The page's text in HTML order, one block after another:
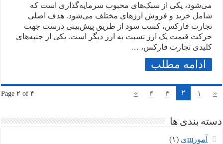
می‌شود، یکی از سبک‌های محبوب سرمایه‌گذاری است که
شامل خرید و فروش ارزهای مختلف می‌شود. هدف اصلی
تجارت فارکس، کسب سود از طریق پیش‌بینی درست جهت
حرکت قیمت یک ارز نسبت به ارز دیگر است. یکی از جنبه‌های
کلیدی تجارت فارکس، …
ادامه مطلب
Page ۲ of ۴ « ۱ ۲ ۳ ۴ »
دسته بندی ها
آموزшی
(۱)